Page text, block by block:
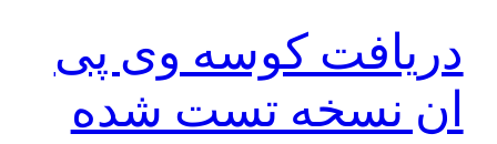
دریافت کوسه وی پی
ان نسخه تست شده